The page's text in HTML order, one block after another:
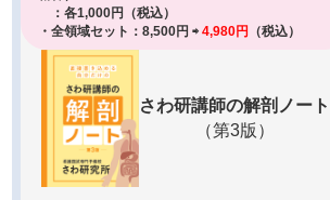
：各1,000円（税込）
・全領域セット：8,500円 ⇨ 4,980円 （税込）
さわ研講師の解剖ノート
（第3版）